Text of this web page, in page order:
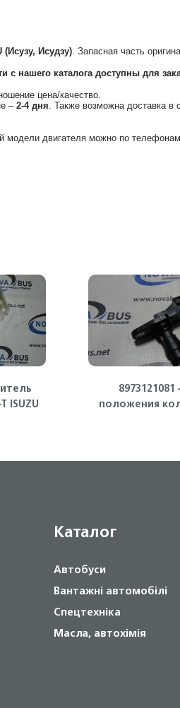
(Исузу, Исудзу). Запасная часть
с нашего каталога доступны для
цена/качество.
–2-4 дня. Также возможна доставка
двигателя можно по
ISUZU
положения
Каталог
Автобуси
Вантажні автомобілі
Спецтехніка
Масла, автохімія